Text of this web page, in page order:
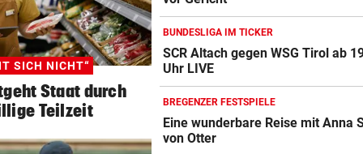
SICH NICHT“
Staat durch
Teilzeit
BUNDESLIGA IM TICKER
SCR Altach gegen WSG Tirol ab
Uhr LIVE
BREGENZER FESTSPIELE
Eine wunderbare Reise mit Anna
von Otter